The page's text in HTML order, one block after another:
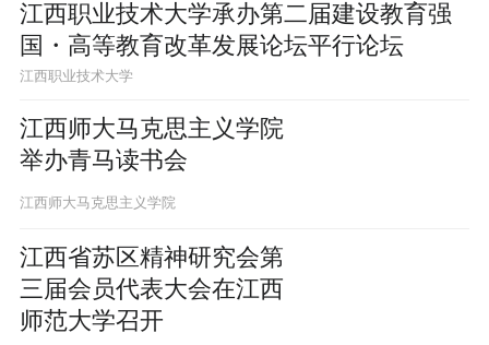
江西职业技术大学承办第二届建设教育强
国・高等教育改革发展论坛平行论坛
江西职业技术大学
江西师大马克思主义学院
举办青马读书会
江西师大马克思主义学院
江西省苏区精神研究会第
三届会员代表大会在江西
师范大学召开